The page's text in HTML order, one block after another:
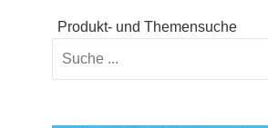
Produkt- und Themensuche